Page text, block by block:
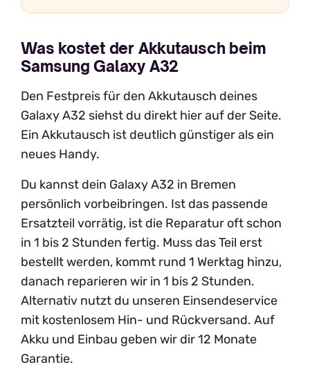
Was kostet der Akkutausch beim
Samsung Galaxy A32
Den Festpreis für den Akkutausch deines
Galaxy A32 siehst du direkt hier auf der Seite.
Ein Akkutausch ist deutlich günstiger als ein
neues Handy.
Du kannst dein Galaxy A32 in Bremen
persönlich vorbeibringen. Ist das passende
Ersatzteil vorrätig, ist die Reparatur oft schon
in 1 bis 2 Stunden fertig. Muss das Teil erst
bestellt werden, kommt rund 1 Werktag hinzu,
danach reparieren wir in 1 bis 2 Stunden.
Alternativ nutzt du unseren Einsendeservice
mit kostenlosem Hin- und Rückversand. Auf
Akku und Einbau geben wir dir 12 Monate
Garantie.